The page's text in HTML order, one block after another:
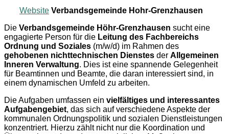
Website Verbandsgemeinde Hohr-Grenzhausen
Die Verbandsgemeinde Höhr-Grenzhausen sucht eine
engagierte Person für die Leitung des Fachbereichs
Ordnung und Soziales (m/w/d) im Rahmen des
gehobenen nichttechnischen Dienstes der Allgemeinen
Inneren Verwaltung. Dies ist eine spannende Gelegenheit
für Beamtinnen und Beamte, die daran interessiert sind, in
einem dynamischen Umfeld zu arbeiten.
Die Aufgaben umfassen ein vielfältiges und interessantes
Aufgabengebiet, das sich auf verschiedene Aspekte der
kommunalen Ordnungspolitik und sozialen Dienstleistungen
konzentriert. Hierzu zählt nicht nur die Koordination und